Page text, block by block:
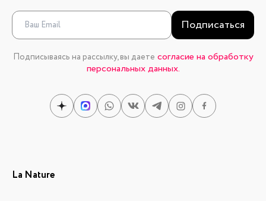
Подписаться
Подписываясь на рассылку, вы даете согласие на обработку
персональных данных.
La Nature